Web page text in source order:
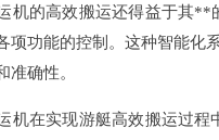
机的高效搬运还得益于其**
项功能的控制。这种智能化
准确性。
机在实现游艇高效搬运过